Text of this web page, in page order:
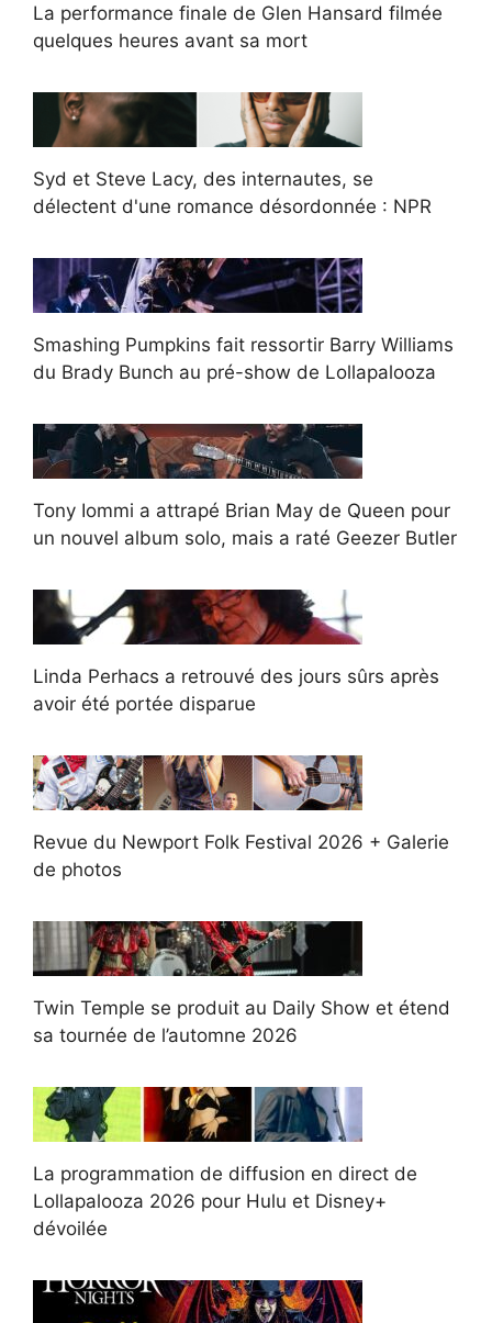
La performance finale de Glen Hansard filmée
quelques heures avant sa mort
Syd et Steve Lacy, des internautes, se
délectent d'une romance désordonnée : NPR
Smashing Pumpkins fait ressortir Barry Williams
du Brady Bunch au pré-show de Lollapalooza
Tony Iommi a attrapé Brian May de Queen pour
un nouvel album solo, mais a raté Geezer Butler
Linda Perhacs a retrouvé des jours sûrs après
avoir été portée disparue
Revue du Newport Folk Festival 2026 + Galerie
de photos
Twin Temple se produit au Daily Show et étend
sa tournée de l’automne 2026
La programmation de diffusion en direct de
Lollapalooza 2026 pour Hulu et Disney+
dévoilée